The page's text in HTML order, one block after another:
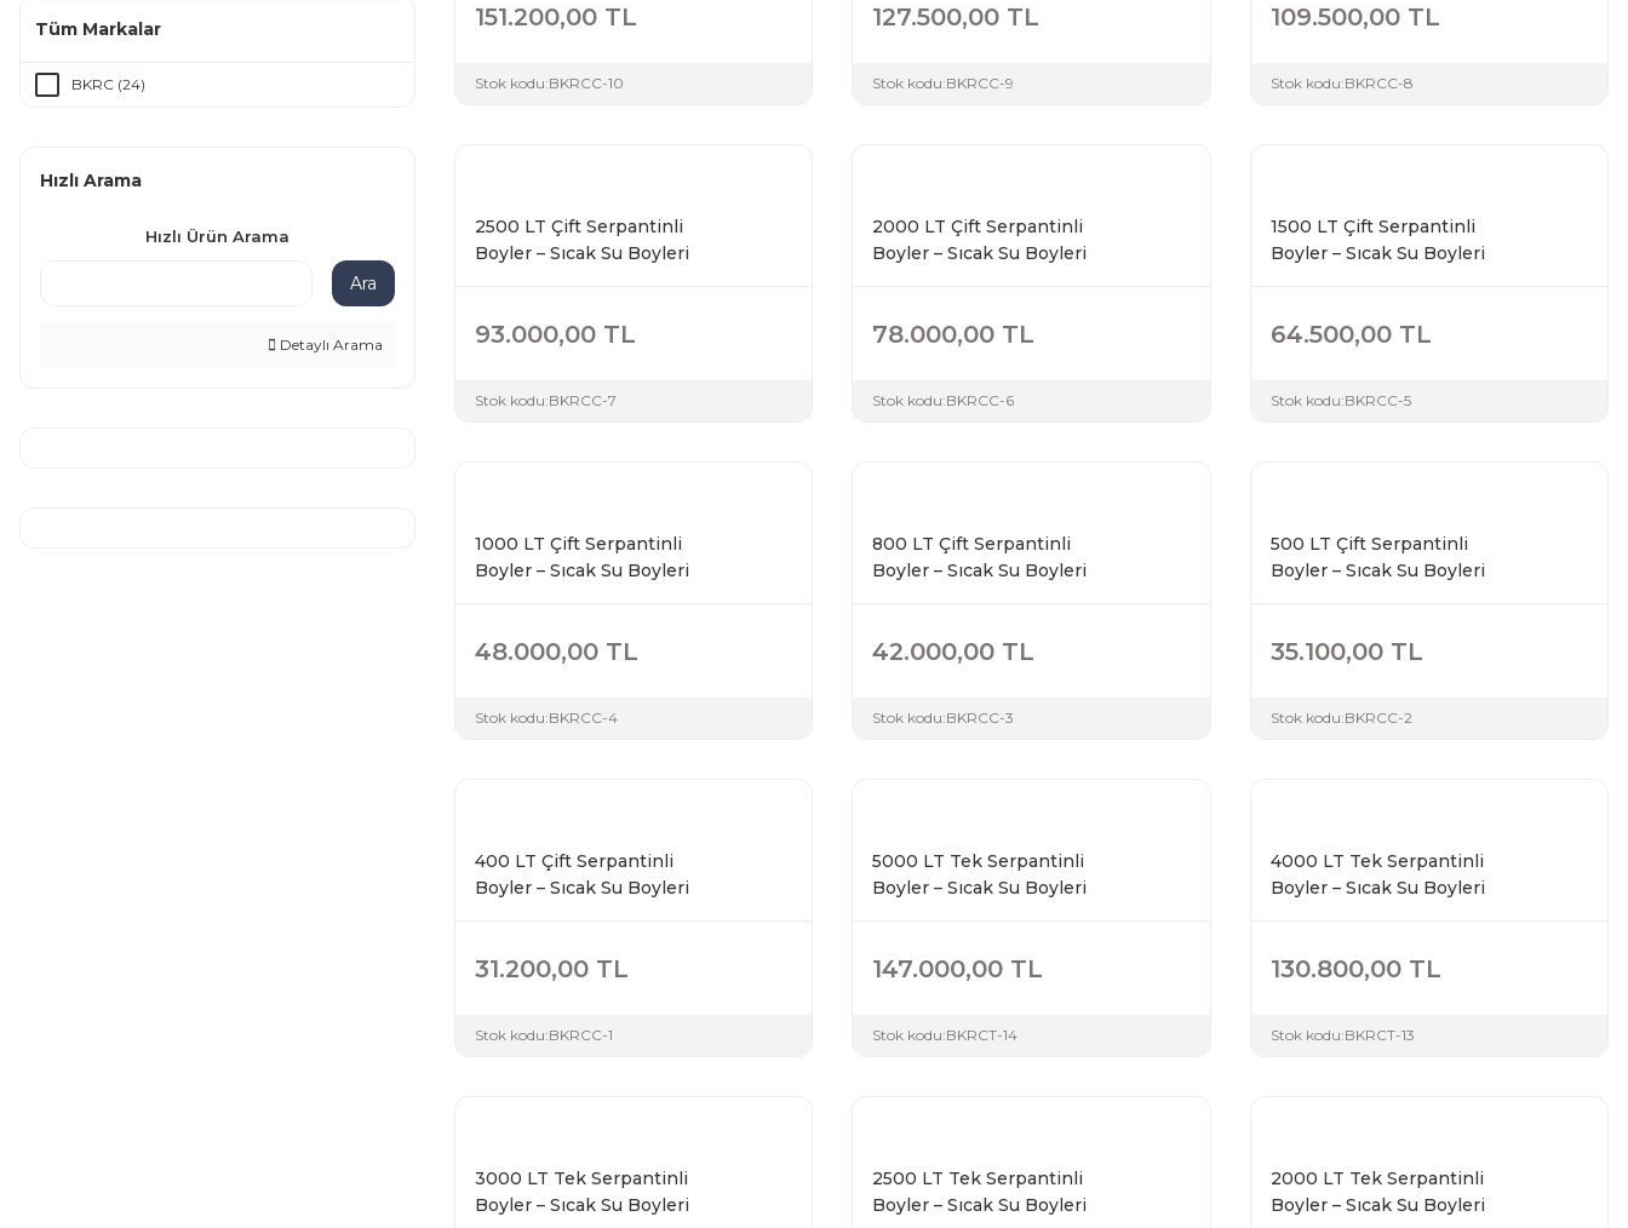
Tüm Markalar
BKRC (24)
Hızlı Arama
Hızlı Ürün Arama
Ara
Detaylı Arama
151.200,00 TL
Stok kodu:BKRCC-10
127.500,00 TL
Stok kodu:BKRCC-9
109.500,00 TL
Stok kodu:BKRCC-8
2500 LT Çift Serpantinli
Boyler – Sıcak Su Boyleri
93.000,00 TL
Stok kodu:BKRCC-7
2000 LT Çift Serpantinli
Boyler – Sıcak Su Boyleri
78.000,00 TL
Stok kodu:BKRCC-6
1500 LT Çift Serpantinli
Boyler – Sıcak Su Boyleri
64.500,00 TL
Stok kodu:BKRCC-5
1000 LT Çift Serpantinli
Boyler – Sıcak Su Boyleri
48.000,00 TL
Stok kodu:BKRCC-4
800 LT Çift Serpantinli
Boyler – Sıcak Su Boyleri
42.000,00 TL
Stok kodu:BKRCC-3
500 LT Çift Serpantinli
Boyler – Sıcak Su Boyleri
35.100,00 TL
Stok kodu:BKRCC-2
400 LT Çift Serpantinli
Boyler – Sıcak Su Boyleri
31.200,00 TL
Stok kodu:BKRCC-1
5000 LT Tek Serpantinli
Boyler – Sıcak Su Boyleri
147.000,00 TL
Stok kodu:BKRCT-14
4000 LT Tek Serpantinli
Boyler – Sıcak Su Boyleri
130.800,00 TL
Stok kodu:BKRCT-13
3000 LT Tek Serpantinli
Boyler – Sıcak Su Boyleri
2500 LT Tek Serpantinli
Boyler – Sıcak Su Boyleri
2000 LT Tek Serpantinli
Boyler – Sıcak Su Boyleri